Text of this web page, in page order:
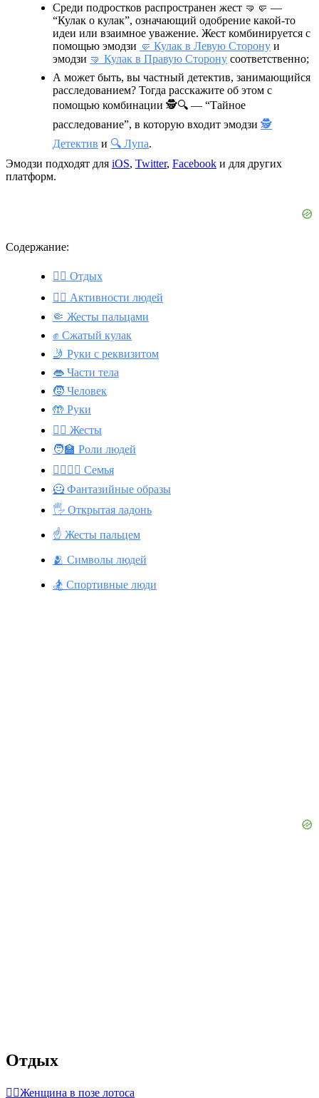
Среди подростков распространен жест 🤜🤛 —
“Кулак о кулак”, означающий одобрение какой-то
идеи или взаимное уважение. Жест комбинируется с
помощью эмодзи 🤛 Кулак в Левую Сторону и
эмодзи 🤜 Кулак в Правую Сторону соответственно;
А может быть, вы частный детектив, занимающийся
расследованием? Тогда расскажите об этом с
помощью комбинации 🕵🔍 — “Тайное
расследование”, в которую входит эмодзи 🕵
Детектив и 🔍 Лупа.
Эмодзи подходят для iOS, Twitter, Facebook и для других
платформ.
Содержание:
🧘‍♀️ Отдых
💆‍♂️ Активности людей
🤏 Жесты пальцами
✊ Сжатый кулак
🤳 Руки с реквизитом
👄 Части тела
🧒 Человек
🤲 Руки
🙅‍♀️ Жесты
🧑‍🏫 Роли людей
👩‍❤️‍💋‍👨 Семья
🦸 Фантазийные образы
🖐️ Открытая ладонь
☝️ Жесты пальцем
🫂 Символы людей
🏂 Спортивные люди
Отдых
🧘‍♀️Женщина в позе лотоса